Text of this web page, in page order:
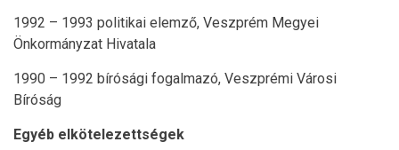
1992 – 1993 politikai elemző, Veszprém Megyei
Önkormányzat Hivatala
1990 – 1992 bírósági fogalmazó, Veszprémi Városi
Bíróság
Egyéb elkötelezettségek